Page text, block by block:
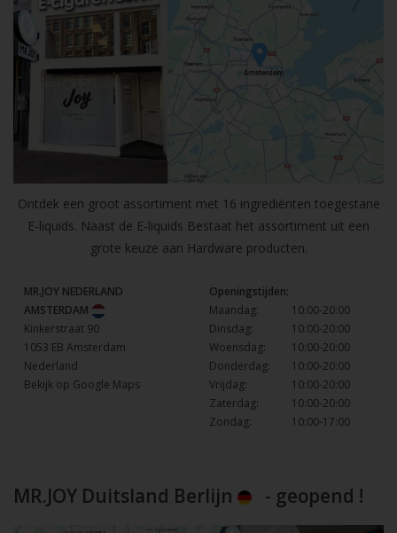
Ontdek een groot assortiment met 16 ingrediënten toegestane
E-liquids. Naast de E-liquids Bestaat het assortiment uit een
grote keuze aan Hardware producten.
MR.JOY NEDERLAND
AMSTERDAM
Kinkerstraat 90
1053 EB Amsterdam
Nederland
Bekijk op Google Maps
Openingstijden:
Maandag:
10:00-20:00
Dinsdag:
10:00-20:00
Woensdag:
10:00-20:00
Donderdag:
10:00-20:00
Vrijdag:
10:00-20:00
Zaterdag:
10:00-20:00
Zondag:
10:00-17:00
MR.JOY Duitsland Berlijn - geopend !